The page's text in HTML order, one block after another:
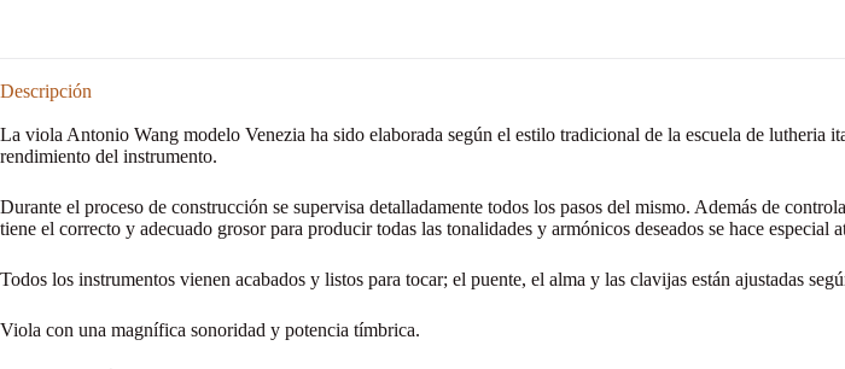
Descripción
La viola Antonio Wang modelo Venezia ha sido elaborada según el estilo tradicional de la escuela de lutheria
rendimiento del instrumento.
Durante el proceso de construcción se supervisa detalladamente todos los pasos del mismo. Además de
tiene el correcto y adecuado grosor para producir todas las tonalidades y armónicos deseados se hace
Todos los instrumentos vienen acabados y listos para tocar; el puente, el alma y las clavijas están ajustadas
Viola con una magnífica sonoridad y potencia tímbrica.